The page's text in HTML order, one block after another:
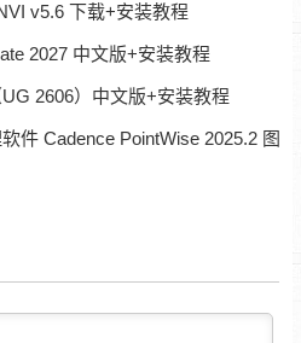
v5.6 下载+安装教程
2027 中文版+安装教程
2606）中文版+安装教程
件 Cadence PointWise 2025.2 图